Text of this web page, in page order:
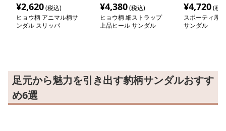
¥2,620(税込)
ヒョウ柄 アニマル柄サ
ンダル スリッパ
¥4,380(税込)
ヒョウ柄 細ストラップ
上品ヒール サンダル
¥4,720(税
スポーティ厚
サンダル
足元から魅力を引き出す豹柄サンダルおすす
め6選